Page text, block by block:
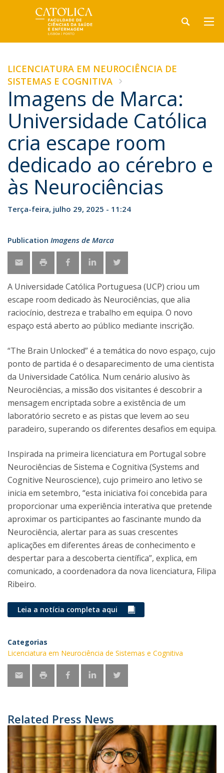
LICENCIATURA EM NEUROCIÊNCIA DE
SISTEMAS E COGNITIVA
Imagens de Marca:
Universidade Católica
cria escape room
dedicado ao cérebro e
às Neurociências
Terça-feira, julho 29, 2025 - 11:24
Publication Imagens de Marca
A Universidade Católica Portuguesa (UCP) criou um
escape room dedicado às Neurociências, que alia
raciocínio, destreza e trabalho em equipa. O novo
espaço está aberto ao público mediante inscrição.
“The Brain Unlocked” é a temática do novo espaço, cujo
ponto de partida é o desaparecimento de uma cientista
da Universidade Católica. Num cenário alusivo às
Neurociências, a missão dos visitantes é descobrir a
mensagem encriptada sobre a existência de um
laboratório secreto e as pistas que levem ao seu
paradeiro, superando os diferentes desafios em equipa.
Inspirada na primeira licenciatura em Portugal sobre
Neurociências de Sistema e Cognitiva (Systems and
Cognitive Neuroscience), cujo primeiro ano letivo se
inicia em setembro, “esta iniciativa foi concebida para
proporcionar uma experiência interativa que pretende
aproximar os participantes ao fascinante mundo da
Neurociência, alertar para as suas crescentes
aplicações em diferentes áreas de conhecimento e
despertar para a descoberta científica”, explica, em
comunicado, a coordenadora da nova licenciatura, Filipa
Ribeiro.
Leia a notícia completa aqui
Categorias
Licenciatura em Neurociência de Sistemas e Cognitiva
Related Press News